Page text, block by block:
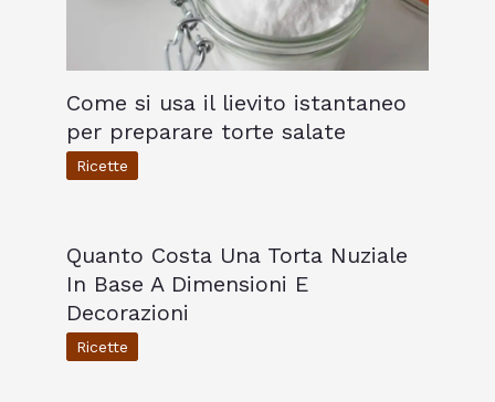
Come si usa il lievito istantaneo
per preparare torte salate
Ricette
Quanto Costa Una Torta Nuziale
In Base A Dimensioni E
Decorazioni
Ricette